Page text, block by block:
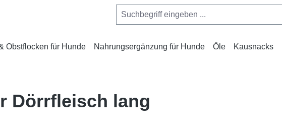
Obstflocken für Hunde Nahrungsergänzung für Hunde Öle Kausnacks
Dörrfleisch lang